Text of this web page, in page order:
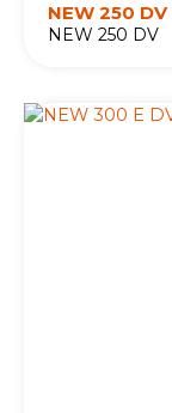
NEW 250 DV
NEW 250 DV